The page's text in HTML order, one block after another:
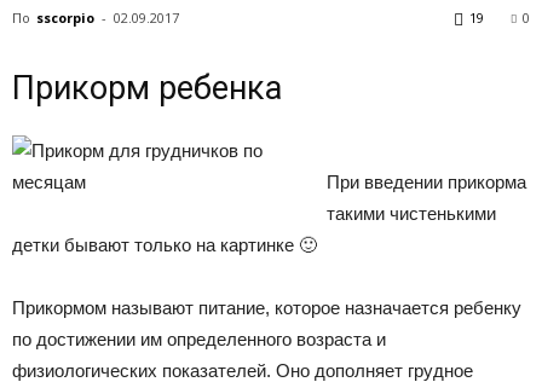
По sscorpio - 02.09.2017 0
19
Прикорм ребенка
При введении прикорма
такими чистенькими
детки бывают только на картинке 🙂
Прикормом называют питание, которое назначается ребенку
по достижении им определенного возраста и
физиологических показателей. Оно дополняет грудное